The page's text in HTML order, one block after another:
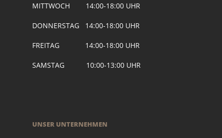
MITTWOCH 14:00-18:00 UHR
DONNERSTAG 14:00-18:00 UHR
FREITAG 14:00-18:00 UHR
SAMSTAG 10:00-13:00 UHR
UNSER UNTERNEHMEN